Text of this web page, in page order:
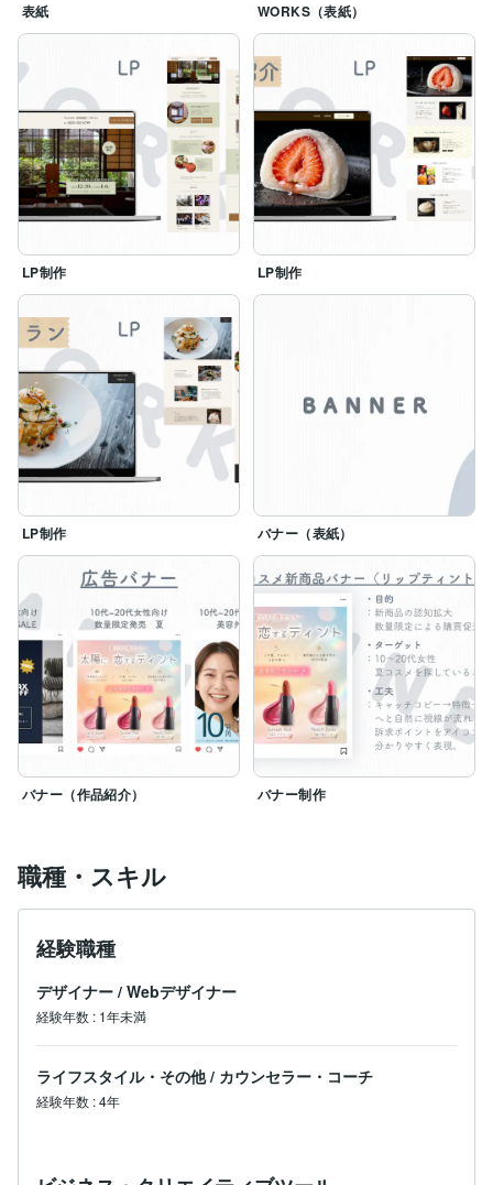
・HP、LP制作
・SNS用画像（投稿・ヘッダー・サムネイル）
・ロゴデザイン
・チラシ・名刺デザイン
【大切にしていること】
・丁寧なヒアリング
・迅速なレスポンス
・修正への柔軟対応
・細部までこだわった制作
ご依頼いただける一件一件を大切にし、
「お願いしてよかった」と思っていただけるよう
全力で取り組みます。
「相談しながら進めたい」
「丁寧な対応の人にお願いしたい」
そのような方は、ぜひお気軽にご相談ください。
ご相談のみでも大歓迎です。
ご縁を大切に、長くお付き合いできるよう
努めてまいります。どうぞよろしくお願いいたします。
表紙 WORKS（表紙）
LP制作 LP制作
LP制作 バナー（表紙）
バナー（作品紹介） バナー制作
職種・スキル
経験職種
デザイナー / Webデザイナー
経験年数 : 1年未満
ライフスタイル・その他 / カウンセラー・コーチ
経験年数 :4年